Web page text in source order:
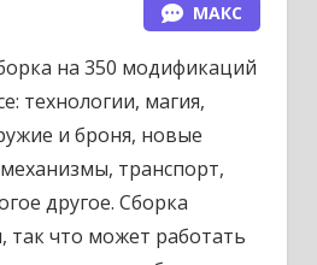
МАКС
на 350 модификаций
технологии, магия,
и броня, новые
транспорт,
другое. Сборка
так что может работать